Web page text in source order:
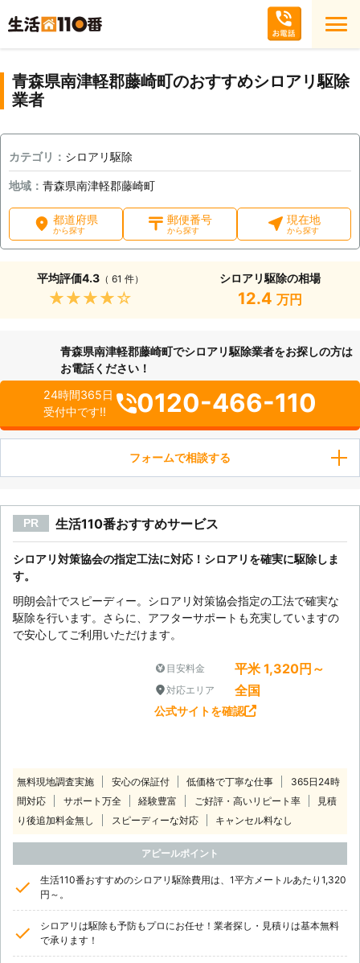
青森県南津軽郡藤崎町のおすすめシロアリ駆除
業者
カテゴリ： シロアリ駆除
地域： 青森県南津軽郡藤崎町
都道府県
から探す
郵便番号
から探す
現在地
から探す
平均評価4.3（ 61 件）
★★★★★
シロアリ駆除の相場
12.4 万円
青森県南津軽郡藤崎町でシロアリ駆除業者をお探しの方は
お電話ください！
24時間365日
受付中です!!
0120-466-110
フォームで相談する
PR 生活110番おすすめサービス
シロアリ対策協会の指定工法に対応！シロアリを確実に駆除しま
す。
明朗会計でスピーディー。シロアリ対策協会指定の工法で確実な
駆除を行います。さらに、アフターサポートも充実していますの
で安心してご利用いただけます。
目安料金 平米 1,320円～
対応エリア 全国
公式サイトを確認
無料現地調査実施 安心の保証付 低価格で丁寧な仕事
365日24時
間対応
サポート万全 経験豊富 ご好評・高いリピート率
見積
り後追加料金無し
スピーディーな対応 キャンセル料なし
アピールポイント
生活110番おすすめのシロアリ駆除費用は、1平方メートルあたり1,320
円～。
シロアリは駆除も予防もプロにお任せ！業者探し・見積りは基本無料
で承ります！